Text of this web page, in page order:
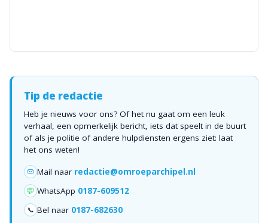
Tip de redactie
Heb je nieuws voor ons? Of het nu gaat om een leuk
verhaal, een opmerkelijk bericht, iets dat speelt in de buurt
of als je politie of andere hulpdiensten ergens ziet: laat
het ons weten!
Mail naar redactie@omroeparchipel.nl
💬 WhatsApp 0187-609512
📞 Bel naar 0187-682630